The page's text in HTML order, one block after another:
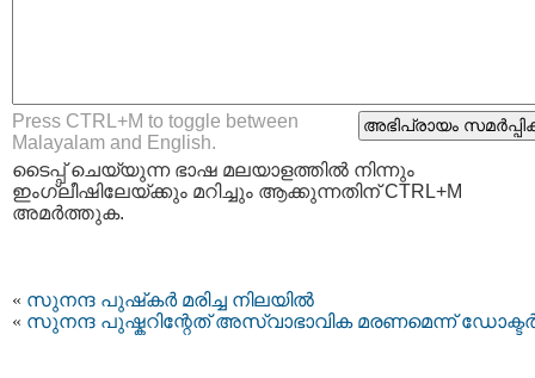
Press CTRL+M to toggle between
Malayalam and English.
ടൈപ്പ്‌ ചെയ്യുന്ന ഭാഷ മലയാളത്തില്‍ നിന്നും
ഇംഗ്ലീഷിലേയ്ക്കും മറിച്ചും ആക്കുന്നതിന് CTRL+M
അമര്‍ത്തുക.
« സുനന്ദ പുഷ്‌കര്‍ മരിച്ച നിലയില്‍
« സുനന്ദ പുഷ്കറിന്റേത് അസ്വാഭാവിക മരണമെന്ന്